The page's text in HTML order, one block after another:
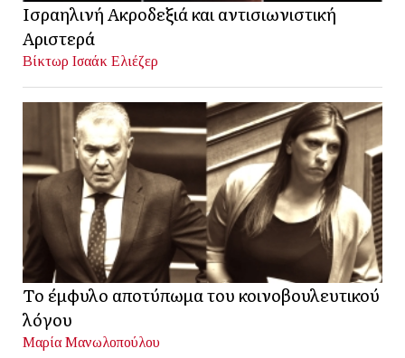
Ισραηλινή Ακροδεξιά και αντισιωνιστική
Αριστερά
Βίκτωρ Ισαάκ Ελιέζερ
Το έμφυλο αποτύπωμα του κοινοβουλευτικού
λόγου
Μαρία Μανωλοπούλου